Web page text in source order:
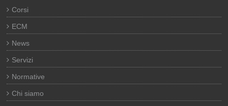
Corsi
ECM
News
Servizi
Normative
Chi siamo